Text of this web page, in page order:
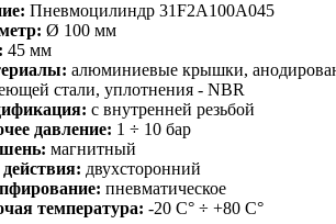
Пневмоцилиндр 31F2A100A045
Ø 100 мм
45 мм
алюминиевые крышки,
стали, уплотнения - NBR
с внутренней резьбой
давление: 1 ÷ 10 бар
магнитный
двухсторонний
пневматическое
температура: -20 С° ÷ +80 С°